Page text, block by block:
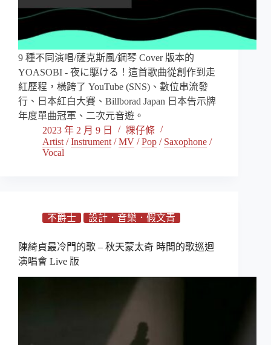
9 種不同演唱/薩克斯風/鋼琴 Cover 版本的
YOASOBI - 夜に駆ける！這首歌曲從創作到走
紅歷程，橫跨了 YouTube (SNS)、數位串流發
行、日本紅白大賽、Billborad Japan 日本告示牌
年度單曲冠軍、二次元音遊。
2023 年 2 月 9 日
粿仔條
Artist /Instrument /MV /Pop / Saxophone /
Vocal
不爵士 設計．音樂．假文青
陳綺貞最冷門的歌 – 秋天蒙太奇 時間的歌巡迴
演唱會 Live 版